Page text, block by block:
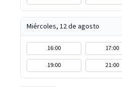
Miércoles, 12 de agosto
16:00 17:00
19:00
21:00